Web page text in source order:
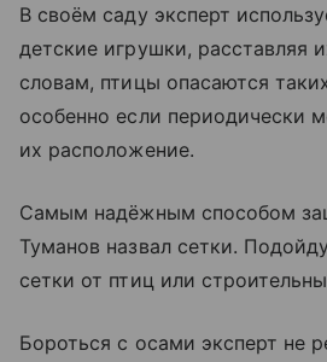
В своём саду эксперт
детские игрушки, расставляя
словам, птицы опасаются
особенно если периодически
их расположение.
Самым надёжным способом
Туманов назвал сетки.
сетки от птиц или
Бороться с осами эксперт не